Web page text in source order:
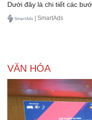
Dưới đây là chi tiết các
| SmartAds
VĂN HÓA